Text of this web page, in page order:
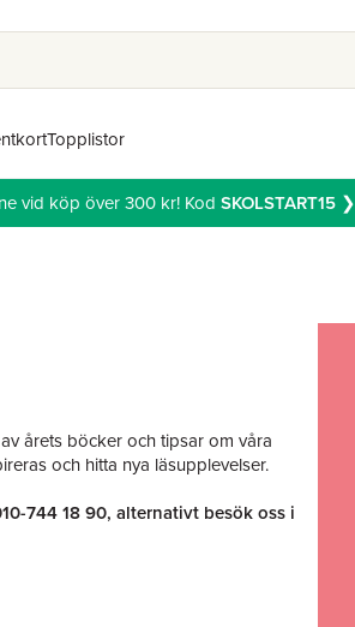
Topplistor
vid köp över 300 kr! Kod SKOLSTART15❯
årets böcker och tipsar om våra
och hitta nya läsupplevelser.
744 18 90, alternativt besök oss i